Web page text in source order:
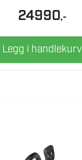
24990,-
Legg i handlekurv